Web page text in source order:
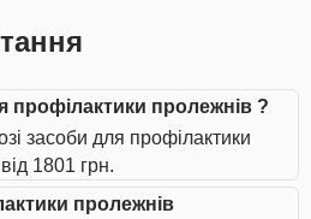
профілактики пролежнів ?
засоби для профілактики
1801 грн.
пролежнів